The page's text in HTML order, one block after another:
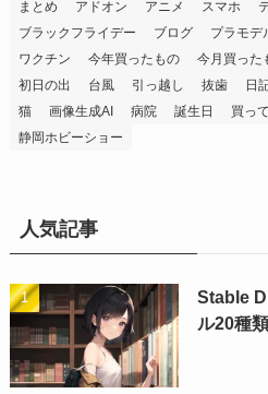
まとめ
アドオン アニメ スマホ
ブラックフライデー
ブログ プラモデ
ワクチン
今年買ったもの 今月買った
初日の出
台風 引っ越し 抜歯 日
猫
画像生成AI 病院 誕生日 買っ
静岡ホビーショー
人気記事
Stable
ル20種